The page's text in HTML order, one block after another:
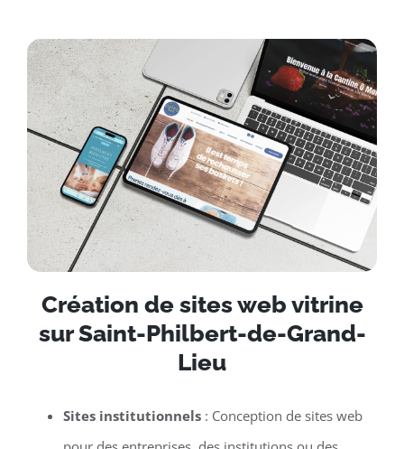
Création de sites web vitrine
sur Saint-Philbert-de-Grand-
Lieu
Sites institutionnels: Conception de sites web